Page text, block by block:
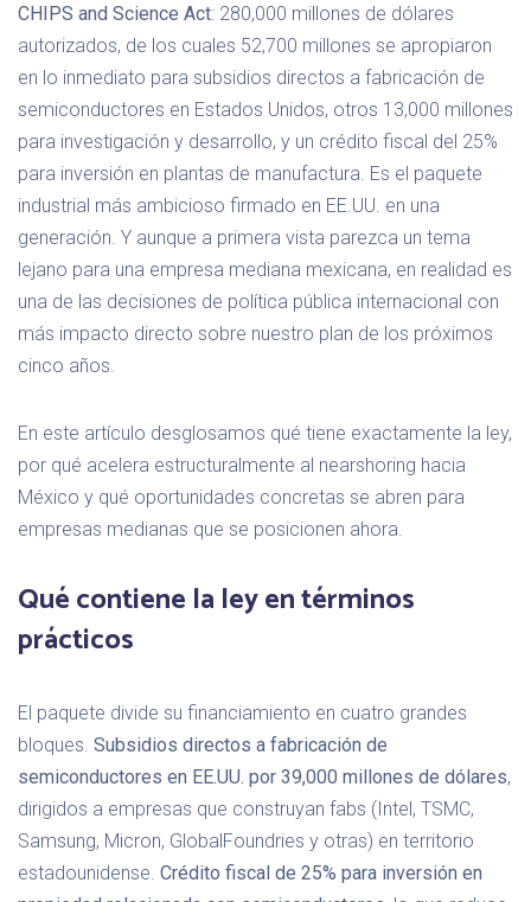
CHIPS and Science Act: 280,000 millones de dólares
autorizados, de los cuales 52,700 millones se apropiaron
en lo inmediato para subsidios directos a fabricación de
semiconductores en Estados Unidos, otros 13,000 millones
para investigación y desarrollo, y un crédito fiscal del 25%
para inversión en plantas de manufactura. Es el paquete
industrial más ambicioso firmado en EE.UU. en una
generación. Y aunque a primera vista parezca un tema
lejano para una empresa mediana mexicana, en realidad es
una de las decisiones de política pública internacional con
más impacto directo sobre nuestro plan de los próximos
cinco años.
En este artículo desglosamos qué tiene exactamente la ley,
por qué acelera estructuralmente al nearshoring hacia
México y qué oportunidades concretas se abren para
empresas medianas que se posicionen ahora.
Qué contiene la ley en términos
prácticos
El paquete divide su financiamiento en cuatro grandes
bloques. Subsidios directos a fabricación de
semiconductores en EE.UU. por 39,000 millones de dólares,
dirigidos a empresas que construyan fabs (Intel, TSMC,
Samsung, Micron, GlobalFoundries y otras) en territorio
estadounidense. Crédito fiscal de 25% para inversión en